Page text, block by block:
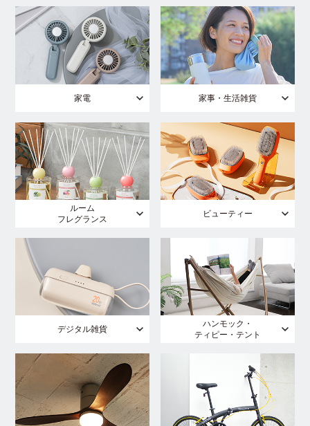
家電 家事・生活雑貨
ルーム
フレグランス
ビューティー
デジタル雑貨
ハンモック・
ティピー・テント